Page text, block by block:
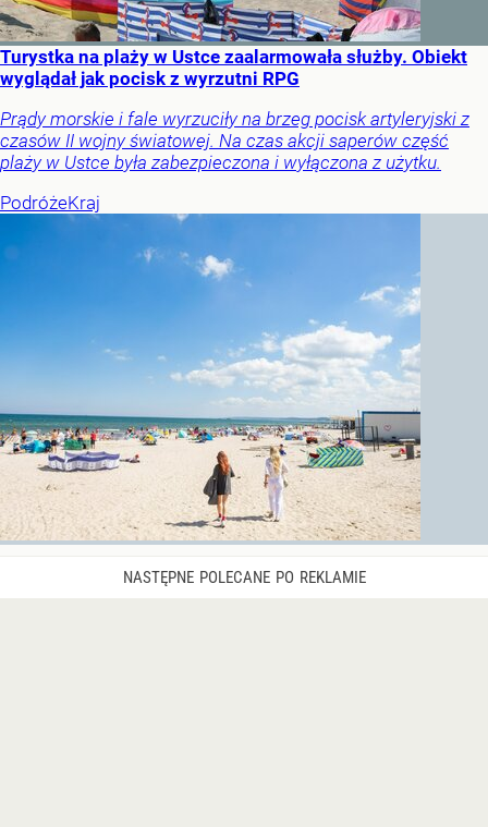
Turystka na plaży w Ustce zaalarmowała służby. Obiekt
wyglądał jak pocisk z wyrzutni RPG
Prądy morskie i fale wyrzuciły na brzeg pocisk artyleryjski z
czasów II wojny światowej. Na czas akcji saperów część
plaży w Ustce była zabezpieczona i wyłączona z użytku.
PodróżeKraj